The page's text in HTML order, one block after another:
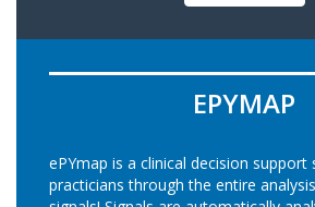
EPYMAP
ePYmap is a clinical decision
practicians through the entire